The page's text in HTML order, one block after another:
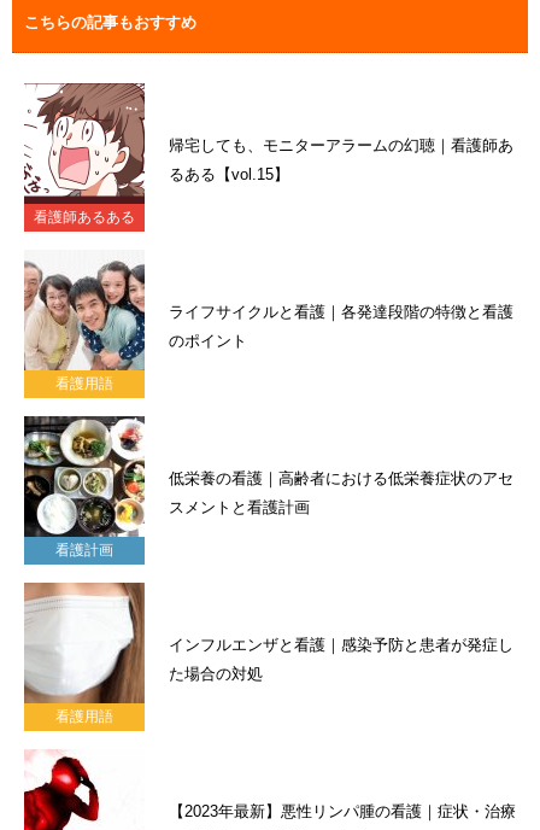
こちらの記事もおすすめ
看護師あるある
帰宅しても、モニターアラームの幻聴｜看護師あ
るある【vol.15】
看護用語
ライフサイクルと看護｜各発達段階の特徴と看護
のポイント
看護計画
低栄養の看護｜高齢者における低栄養症状のアセ
スメントと看護計画
看護用語
インフルエンザと看護｜感染予防と患者が発症し
た場合の対処
【2023年最新】悪性リンパ腫の看護｜症状・治療